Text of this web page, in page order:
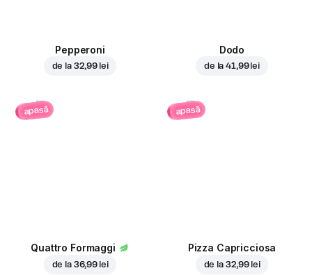
Pepperoni
de la 32,99 lei
Dodo
de la41,99 lei
apasă
Quattro Formaggi
de la 36,99 lei
apasă
Pizza Capricciosa
de la 32,99 lei